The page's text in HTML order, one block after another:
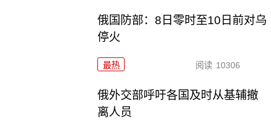
俄国防部：8日零时至10日前对乌
停火
最热 阅读 10306
俄外交部呼吁各国及时从基辅撤
离人员